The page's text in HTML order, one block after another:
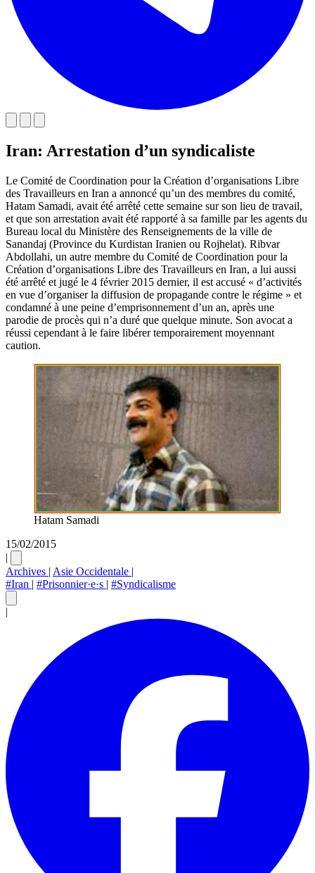
Iran: Arrestation d’un syndicaliste
Le Comité de Coordination pour la Création d’organisations Libre
des Travailleurs en Iran a annoncé qu’un des membres du comité,
Hatam Samadi, avait été arrêté cette semaine sur son lieu de travail,
et que son arrestation avait été rapporté à sa famille par les agents du
Bureau local du Ministère des Renseignements de la ville de
Sanandaj (Province du Kurdistan Iranien ou Rojhelat). Ribvar
Abdollahi, un autre membre du Comité de Coordination pour la
Création d’organisations Libre des Travailleurs en Iran, a lui aussi
été arrêté et jugé le 4 février 2015 dernier, il est accusé « d’activités
en vue d’organiser la diffusion de propagande contre le régime » et
condamné à une peine d’emprisonnement d’un an, après une
parodie de procès qui n’a duré que quelque minute. Son avocat a
réussi cependant à le faire libérer temporairement moyennant
caution.
Hatam Samadi
15/02/2015
|
Archives | Asie Occidentale |
#Iran | #Prisonnier·e·s | #Syndicalisme
|